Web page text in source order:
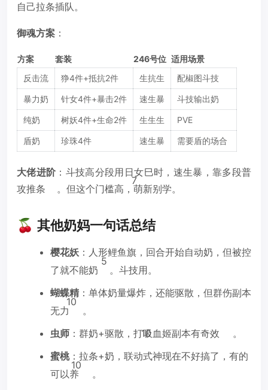
自己拉条插队。
御魂方案 ：
方案 套装 246号位 适用场景
反击流
狰4件+抵抗2件 生抗生 配椒图斗技
暴力奶 针女4件+暴击2件 速生暴 斗技输出奶
纯奶 树妖4件+生命2件 生生生 PVE
盾奶 珍珠4件 速生暴 需要盾的场合
大佬进阶 ：斗技高分段用日女巳时，速生暴，靠多段普
攻推条
7
。但这个门槛高，萌新别学。
🍒 其他奶妈一句话总结
樱花妖 ：人形鲤鱼旗，回合开始自动奶，但被控
了就不能奶
5
。斗技用。
蝴蝶精：单体奶量爆炸，还能驱散，但群伤副本
无力
10
。
虫师 ：群奶+驱散，打吸血姬副本有奇效
10
。
蜜桃：拉条+奶，联动式神现在不好搞了，有的
可以养
10
。